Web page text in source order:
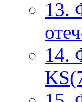
13.
14.